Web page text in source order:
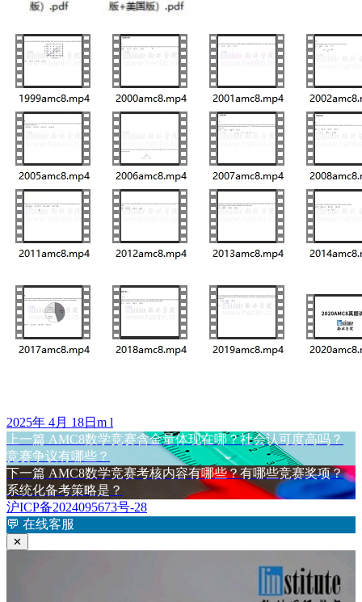
发
布
于
2025年 4月 18日 作
者
m l
文
章
导
航
上一篇 上
篇
文
章：
AMC8数学竞赛含金量体现在哪？社会认可度高吗？
竞赛争议有哪些？
下一篇 下
篇
文
章：
AMC8数学竞赛考核内容有哪些？有哪些竞赛奖项？
系统化备考策略是？
沪ICP备2024095673号-28
💬 在线客服
✕